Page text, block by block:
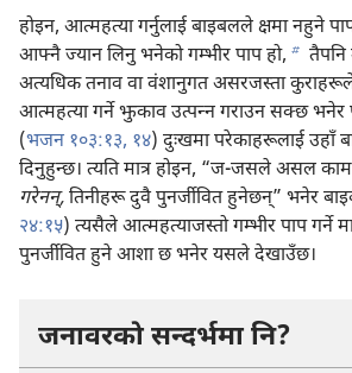
होइन, आत्महत्या गर्नुलाई बाइबलले क्षमा नहुने
आफ्नै ज्यान लिनु भनेको गम्भीर पाप हो, b तैपनि
अत्यधिक तनाव वा वंशानुगत असरजस्ता
आत्महत्या गर्ने झुकाव उत्पन्‍न गराउन सक्छ भनेर
(भजन १०३:१३, १४) दुःखमा परेकाहरूलाई उहाँ
दिनुहुन्छ। त्यति मात्र होइन, “ज-जसले असल
गरेनन्‌,तिनीहरू दुवै पुनर्जीवित हुनेछन्‌” भनेर
२४:१५) त्यसैले आत्महत्याजस्तो गम्भीर पाप गर्ने
पुनर्जीवित हुने आशा छ भनेर यसले देखाउँछ।
जनावरको सन्दर्भमा नि?